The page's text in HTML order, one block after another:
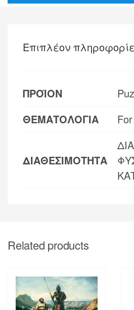
Επιπλέον
ΠΡΟΪΟΝ
ΘΕΜΑΤΟΛΟΓΙΑ
ΔΙΑΘΕΣΙΜΟΤΗΤΑ
Related products